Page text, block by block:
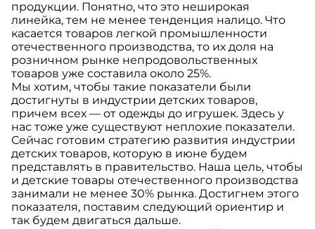
продукции. Понятно, что это неширокая
линейка, тем не менее тенденция налицо. Что
касается товаров легкой промышленности
отечественного производства, то их доля на
розничном рынке непродовольственных
товаров уже составила около 25%.
Мы хотим, чтобы такие показатели были
достигнуты в индустрии детских товаров,
причем всех — от одежды до игрушек. Здесь у
нас тоже уже существуют неплохие показатели.
Сейчас готовим стратегию развития индустрии
детских товаров, которую в июне будем
представлять в правительство. Наша цель, чтобы
и детские товары отечественного производства
занимали не менее 30% рынка. Достигнем этого
показателя, поставим следующий ориентир и
так будем двигаться дальше.